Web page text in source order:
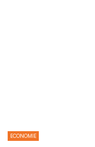
ECONOMIE